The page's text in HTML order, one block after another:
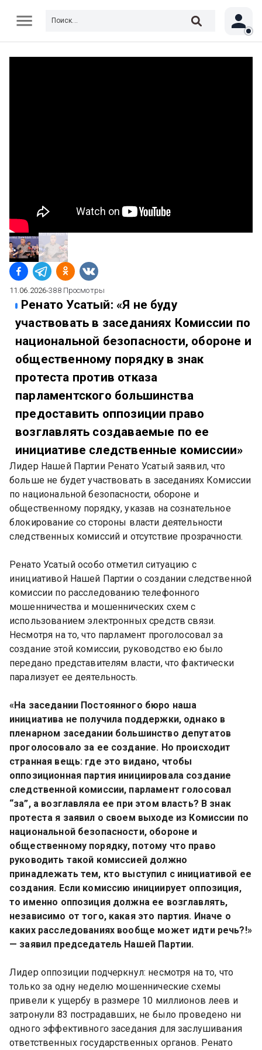
Ренато Усатый: «Я не буду
участвовать в заседаниях Комиссии по
национальной безопасности, обороне и
общественному порядку в знак
протеста против отказа
парламентского большинства
предоставить оппозиции право
возглавлять создаваемые по ее
инициативе следственные комиссии»
11.06.2026∙388 Просмотры
Лидер Нашей Партии Ренато Усатый заявил, что
больше не будет участвовать в заседаниях Комиссии
по национальной безопасности, обороне и
общественному порядку, указав на сознательное
блокирование со стороны власти деятельности
следственных комиссий и отсутствие прозрачности.
Ренато Усатый особо отметил ситуацию с
инициативой Нашей Партии о создании следственной
комиссии по расследованию телефонного
мошенничества и мошеннических схем с
использованием электронных средств связи.
Несмотря на то, что парламент проголосовал за
создание этой комиссии, руководство ею было
передано представителям власти, что фактически
парализует ее деятельность.
«На заседании Постоянного бюро наша
инициатива не получила поддержки, однако в
пленарном заседании большинство депутатов
проголосовало за ее создание. Но происходит
странная вещь: где это видано, чтобы
оппозиционная партия инициировала создание
следственной комиссии, парламент голосовал
“за”, а возглавляла ее при этом власть? В знак
протеста я заявил о своем выходе из Комиссии по
национальной безопасности, обороне и
общественному порядку, потому что право
руководить такой комиссией должно
принадлежать тем, кто выступил с инициативой ее
создания. Если комиссию инициирует оппозиция,
то именно оппозиция должна ее возглавлять,
независимо от того, какая это партия. Иначе о
каких расследованиях вообще может идти речь?!»
— заявил председатель Нашей Партии.
Лидер оппозиции подчеркнул: несмотря на то, что
только за одну неделю мошеннические схемы
привели к ущербу в размере 10 миллионов леев и
затронули 83 пострадавших, не было проведено ни
одного эффективного заседания для заслушивания
ответственных государственных органов. Ренато